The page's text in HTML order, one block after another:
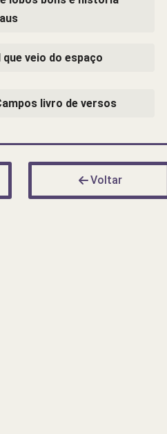
que veio do espaço
livro de versos
Voltar